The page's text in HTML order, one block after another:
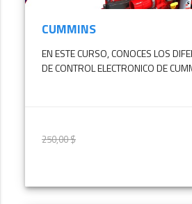
CUMMINS
EN ESTE CURSO, CONOCES LOS
DE CONTROL ELECTRONICO DE
250,00 $